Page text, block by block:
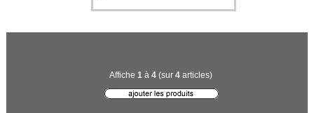
Affiche 1 à 4(sur 4articles)